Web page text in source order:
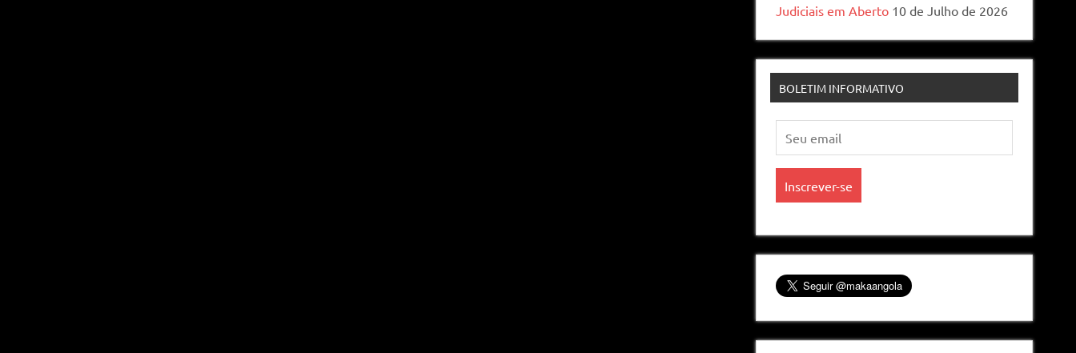
Judiciais em Aberto 10 de Julho de 2026
BOLETIM INFORMATIVO